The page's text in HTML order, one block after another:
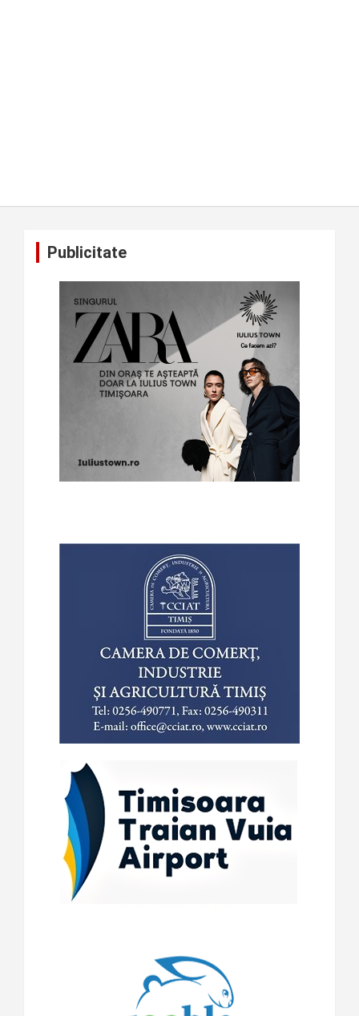
Publicitate